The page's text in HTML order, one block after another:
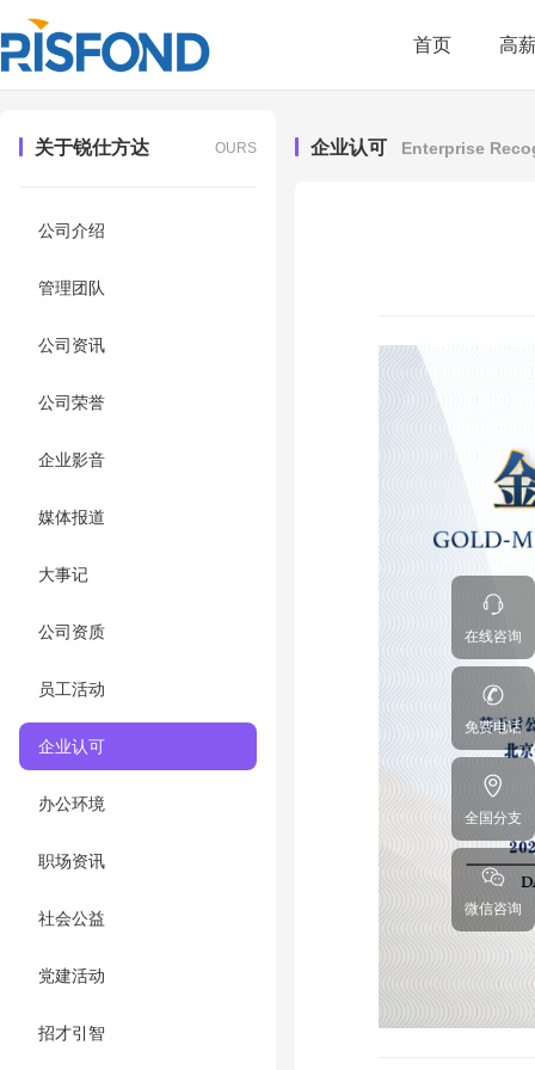
首页 高
关于锐仕方达 OURS
公司介绍
管理团队
公司资讯
公司荣誉
企业影音
媒体报道
大事记
公司资质
员工活动
企业认可
办公环境
职场资讯
社会公益
党建活动
招才引智
企业认可 Enterprise
在线咨询
免费电话
全国分支
微信咨询